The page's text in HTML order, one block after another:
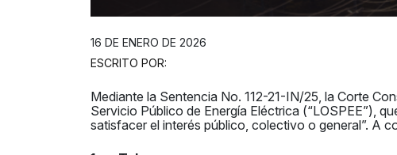
16 DE ENERO DE 2026
ESCRITO POR:
Mediante la Sentencia No. 112-21-IN/25, la Corte
Servicio Público de Energía Eléctrica (“LOSPEE”),
satisfacer el interés público, colectivo o general”. A